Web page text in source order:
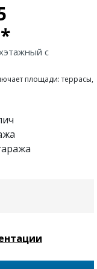
с
площади: террасы,